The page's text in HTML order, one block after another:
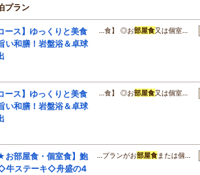
プラン
ース】ゆっくりと美食
い和膳！岩盤浴＆卓球
…食】 ◎お部屋食又は個室…
ース】ゆっくりと美食
い和膳！岩盤浴＆卓球
…食】 ◎お部屋食又は個室…
お部屋食・個室食】鮑
牛ステーキ◇舟盛の4
…プランがお部屋食または個…